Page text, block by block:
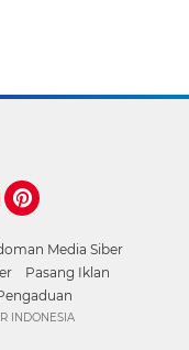
Media Siber
Pasang Iklan
INDONESIA